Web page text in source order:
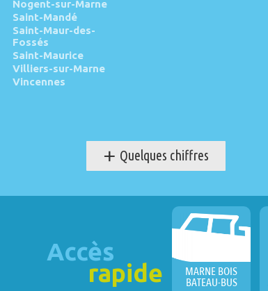
Nogent-sur-Marne
Saint-Mandé
Saint-Maur-des-
Fossés
Saint-Maurice
Villiers-sur-Marne
Vincennes
+ Quelques chiffres
Accès
rapide MARNE BOIS
BATEAU-BUS